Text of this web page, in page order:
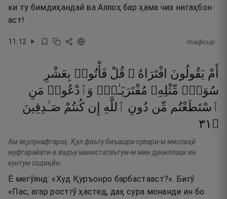
ки ту бимдиҳандаӣ ва Аллоҳ бар ҳама чиз нигаҳбон
аст!
11:12 тафсир
أَمْ يَقُولُونَ افْتَرَاهُ ۖ قُلْ فَأْتُوا۟ بِعَشْرِ
سُوَرٍۢ مِّثْلِهِۦ مُفْتَرَيَـٰتٍۢ وَٱدْعُوا۟ مَنِ
ٱسْتَطَعْتُم مِّن دُونِ ٱللَّهِ إِن كُنتُمْ صَـٰدِقِينَ
۝ ١٣
Ам яқулунафтараҳ. Қул фаъту биъашри сувари-м мислиҳӣ
муфтарайати-в вадъу манистатаътум-м мин дуниллаҳи ин
кунтум содиқӣн.
Ё мегӯянд: «Худ Қуръонро барбастааст?». Бигӯ:
«Пас, агар ростгӯ ҳастед, даҳ сура монанди ин бо